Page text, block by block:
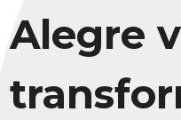
Alegre